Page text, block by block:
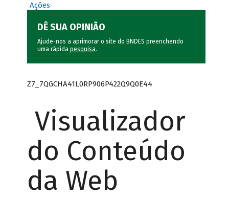
Ações
DÊ SUA OPINIÃO
Ajude-nos a aprimorar o site do BNDES preenchendo
uma rápida pesquisa.
Z7_7QGCHA41L0RP906P422Q9Q0E44
Visualizador
do Conteúdo
da Web